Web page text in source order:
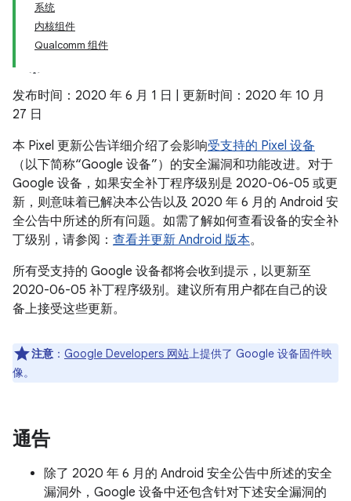
系统
内核组件
Qualcomm 组件
发布时间：2020 年 6 月 1 日 | 更新时间：2020 年 10 月
27 日
本 Pixel 更新公告详细介绍了会影响受支持的 Pixel 设备
（以下简称“Google 设备”）的安全漏洞和功能改进。对于
Google 设备，如果安全补丁程序级别是 2020-06-05 或更
新，则意味着已解决本公告以及 2020 年 6 月的 Android 安
全公告中所述的所有问题。如需了解如何查看设备的安全补
丁级别，请参阅： 查看并更新 Android 版本。
所有受支持的 Google 设备都将会收到提示，以更新至
2020-06-05 补丁程序级别。建议所有用户都在自己的设
备上接受这些更新。
注意 ： Google Developers 网站上提供了 Google 设备固件映
像。
通告
除了 2020 年 6 月的 Android 安全公告中所述的安全
漏洞外，Google 设备中还包含针对下述安全漏洞的